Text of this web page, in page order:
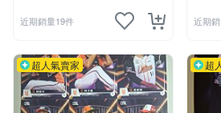
近期銷量19件 近期
超人氣賣家 超